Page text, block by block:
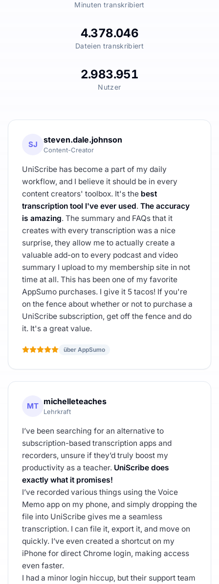
Minuten transkribiert
4.378.046
Dateien transkribiert
2.983.951
Nutzer
SJ steven.dale.johnson
Content-Creator
UniScribe has become a part of my daily
workflow, and I believe it should be in every
content creators' toolbox. It's the best
transcription tool I've ever used. The accuracy
is amazing. The summary and FAQs that it
creates with every transcription was a nice
surprise, they allow me to actually create a
valuable add-on to every podcast and video
summary I upload to my membership site in not
time at all. This has been one of my favorite
AppSumo purchases. I give it 5 tacos! If you're
on the fence about whether or not to purchase a
UniScribe subscription, get off the fence and do
it. It's a great value.
über AppSumo
MT michelleteaches
Lehrkraft
I’ve been searching for an alternative to
subscription-based transcription apps and
recorders, unsure if they’d truly boost my
productivity as a teacher. UniScribe does
exactly what it promises!
I’ve recorded various things using the Voice
Memo app on my phone, and simply dropping the
file into UniScribe gives me a seamless
transcription. I can file it, export it, and move on
quickly. I’ve even created a shortcut on my
iPhone for direct Chrome login, making access
even faster.
I had a minor login hiccup, but their support team